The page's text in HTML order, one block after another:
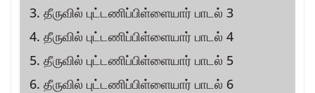
3. தீருவில் புட்டணிப்பிள்ளையார் பாடல் 3
4. தீருவில் புட்டணிப்பிள்ளையார் பாடல் 4
5. தீருவில் புட்டணிப்பிள்ளையார் பாடல் 5
6. தீருவில் புட்டணிப்பிள்ளையார் பாடல் 6